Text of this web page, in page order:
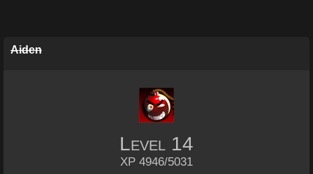
Aiden
Level 14
XP 4946/5031